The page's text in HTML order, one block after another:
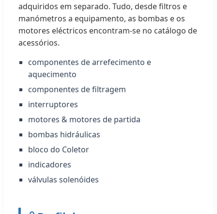
adquiridos em separado. Tudo, desde filtros e
manómetros a equipamento, as bombas e os
motores eléctricos encontram-se no catálogo de
acessórios.
componentes de arrefecimento e
aquecimento
componentes de filtragem
interruptores
motores & motores de partida
bombas hidráulicas
bloco do Coletor
indicadores
válvulas solenóides